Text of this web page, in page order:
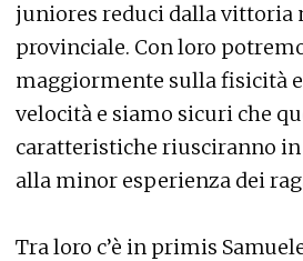
juniores reduci dalla vittoria
provinciale. Con loro
maggiormente sulla fisicità
velocità e siamo sicuri che
caratteristiche riusciranno
alla minor esperienza dei
Tra loro c’è in primis